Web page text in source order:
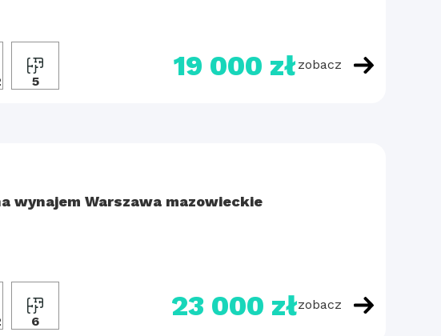
5 19 000 zł zobacz
wynajem Warszawa mazowieckie
6 23 000 złzobacz